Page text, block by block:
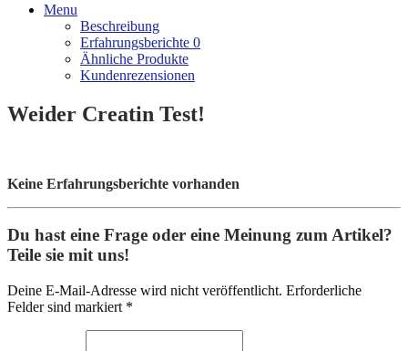
Menu
Beschreibung
Erfahrungsberichte 0
Ähnliche Produkte
Kundenrezensionen
Weider Creatin Test!
Keine Erfahrungsberichte vorhanden
Du hast eine Frage oder eine Meinung zum Artikel?
Teile sie mit uns!
Deine E-Mail-Adresse wird nicht veröffentlicht. Erforderliche
Felder sind markiert *